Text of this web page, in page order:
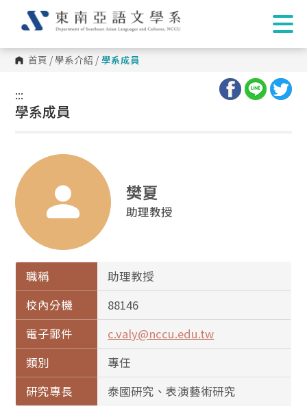
首頁 /學系介紹 / 學系成員
:::
:::
學系成員
樊夏
助理教授
職稱
助理教授
校內分機
88146
電子郵件
c.valy@nccu.edu.tw
類別
專任
研究專長
泰國研究、表演藝術研究